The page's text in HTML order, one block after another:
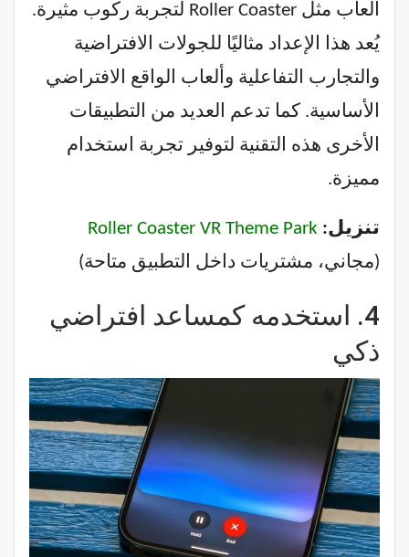
ألعاب مثل Roller Coaster لتجربة ركوب مثيرة.
يُعد هذا الإعداد مثاليًا للجولات الافتراضية
والتجارب التفاعلية وألعاب الواقع الافتراضي
الأساسية. كما تدعم العديد من التطبيقات
الأخرى هذه التقنية لتوفير تجربة استخدام
مميزة.
تنزيل: Roller Coaster VR Theme Park
(مجاني، مشتريات داخل التطبيق متاحة)
4. استخدمه كمساعد افتراضي
ذكي